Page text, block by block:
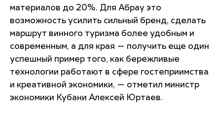
материалов до 20%. Для Абрау это
возможность усилить сильный бренд, сделать
маршрут винного туризма более удобным и
современным, а для края — получить еще один
успешный пример того, как бережливые
технологии работают в сфере гостеприимства
и креативной экономики, — отметил министр
экономики Кубани Алексей Юртаев.